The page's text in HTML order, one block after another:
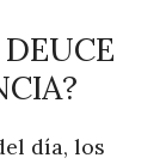
día, los